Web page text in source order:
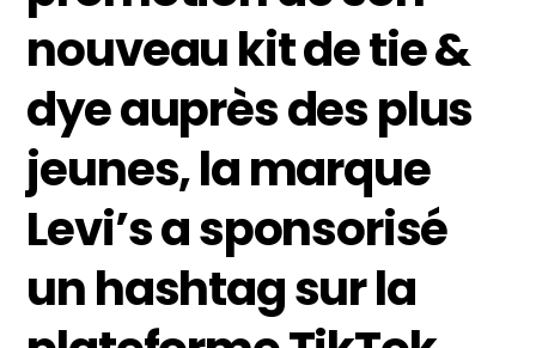
nouveau kit de tie &
dye auprès des plus
jeunes, la marque
Levi’s a sponsorisé
un hashtag sur la